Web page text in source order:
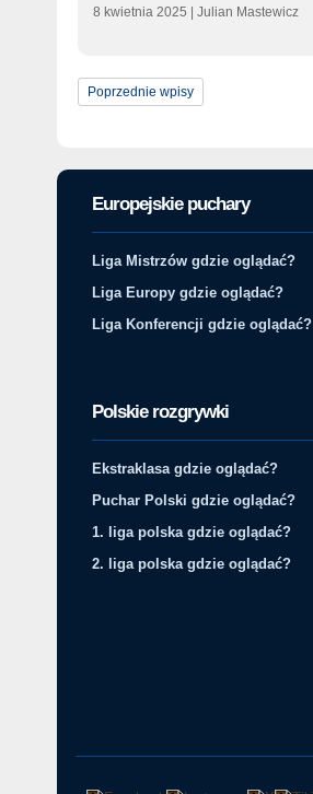
8 kwietnia 2025 | Julian Mastewicz
Poprzednie wpisy
Europejskie puchary
Liga Mistrzów gdzie oglądać?
Liga Europy gdzie oglądać?
Liga Konferencji gdzie oglądać?
Polskie rozgrywki
Ekstraklasa gdzie oglądać?
Puchar Polski gdzie oglądać?
1. liga polska gdzie oglądać?
2. liga polska gdzie oglądać?